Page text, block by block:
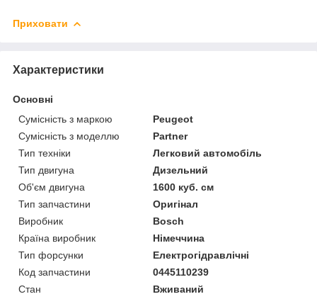
Приховати
Характеристики
Основні
Сумісність з маркою
Peugeot
Сумісність з моделлю
Partner
Тип техніки
Легковий автомобіль
Тип двигуна
Дизельний
Об'єм двигуна
1600 куб. см
Тип запчастини
Оригінал
Виробник
Bosch
Країна виробник
Німеччина
Тип форсунки
Електрогідравлічні
Код запчастини
0445110239
Стан
Вживаний